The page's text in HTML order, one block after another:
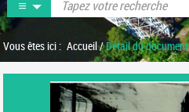
Vous êtes ici : Accueil/Détail du document